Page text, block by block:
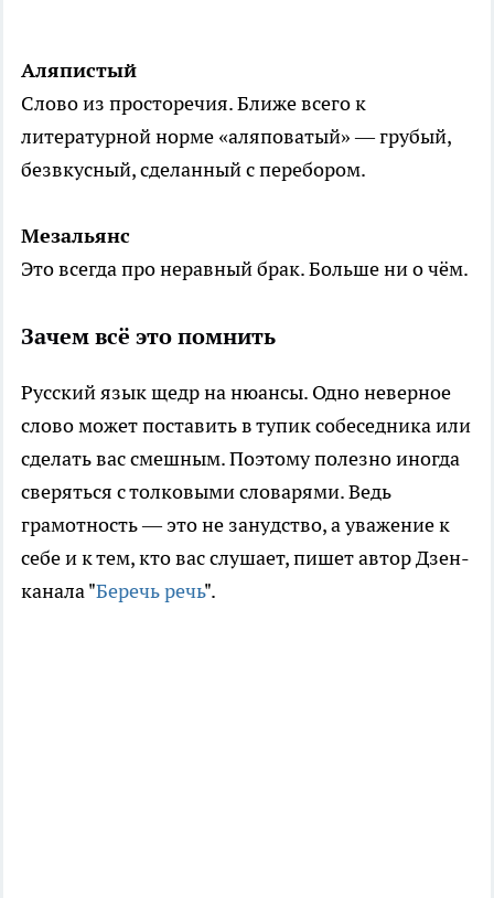
Аляпистый
Слово из просторечия. Ближе всего к
литературной норме «аляповатый» — грубый,
безвкусный, сделанный с перебором.
Мезальянс
Это всегда про неравный брак. Больше ни о чём.
Зачем всё это помнить
Русский язык щедр на нюансы. Одно неверное
слово может поставить в тупик собеседника или
сделать вас смешным. Поэтому полезно иногда
сверяться с толковыми словарями. Ведь
грамотность — это не занудство, а уважение к
себе и к тем, кто вас слушает, пишет автор Дзен-
канала "Беречь речь".